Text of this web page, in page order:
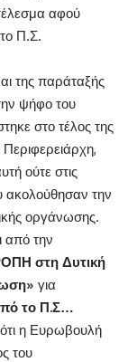
αφού
Π.Σ.
της παράταξής
ψήφο του
στο τέλος της
ούτε στις
ακολούθησαν την
οργάνωσης.
από την
στη Δυτική
για
το Π.Σ…
η Ευρωβουλή
του